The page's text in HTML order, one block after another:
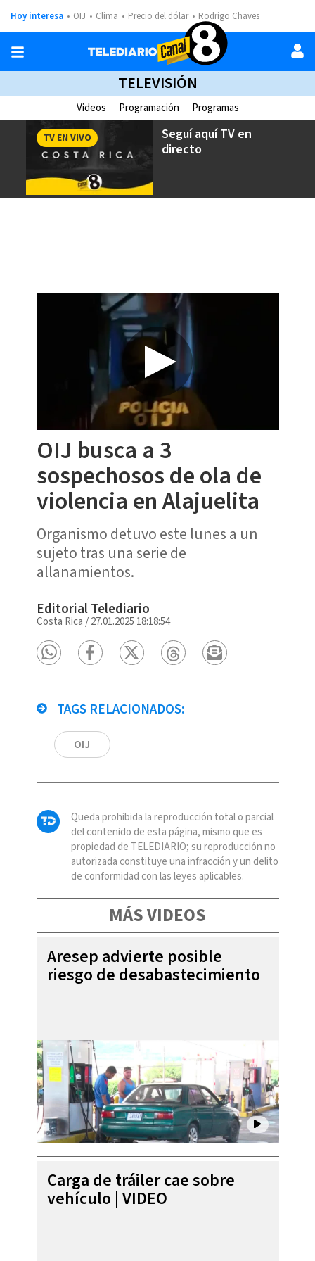
Hoy interesa OIJ Clima Precio del dólar Rodrigo Chaves
TELEVISIÓN
Videos Programación Programas
Seguí aquíTV en
directo
TV EN VIVO
OIJ busca a 3
sospechosos de ola de
violencia en Alajuelita
Organismo detuvo este lunes a un
sujeto tras una serie de
allanamientos.
Editorial Telediario
Costa Rica /27.01.2025 18:18:54
TAGS RELACIONADOS:
OIJ
Queda prohibida la reproducción total o parcial
del contenido de esta página, mismo que es
propiedad de TELEDIARIO; su reproducción no
autorizada constituye una infracción y un delito
de conformidad con las leyes aplicables.
MÁS VIDEOS
Aresep advierte posible
riesgo de desabastecimiento
Carga de tráiler cae sobre
vehículo | VIDEO